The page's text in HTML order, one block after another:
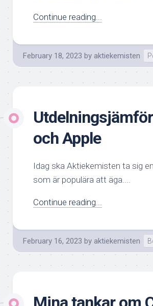
Continue reading...
February 18, 2023 by aktiekemisten
och Apple
Idag ska Aktiekemisten ta sig
som är populära att äga....
Continue reading...
February 16, 2023 by aktiekemisten